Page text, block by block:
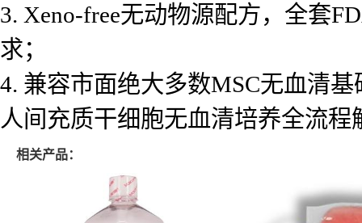
3. Xeno-free无动物源配方，全套
求；
4. 兼容市面绝大多数MSC无血清
人间充质干细胞无血清培养全流程
相关产品：